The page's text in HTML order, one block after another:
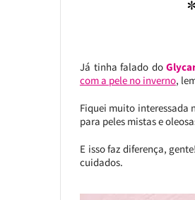
Já tinha falado do
com a pele no inverno,
Fiquei muito interessada
para peles mistas e
E isso faz diferença,
cuidados.